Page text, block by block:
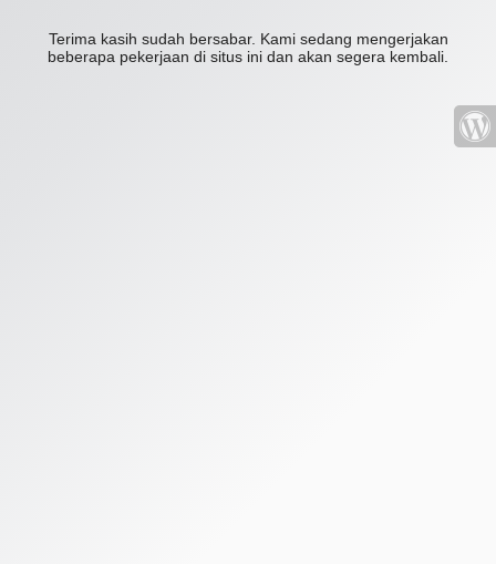
Terima kasih sudah bersabar. Kami sedang mengerjakan
beberapa pekerjaan di situs ini dan akan segera kembali.